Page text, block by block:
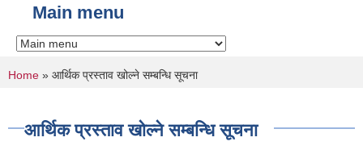
Main menu
You are here
Home » आर्थिक प्रस्ताव खोल्ने सम्बन्धि सूचना
आर्थिक प्रस्ताव खोल्ने सम्बन्धि सूचना